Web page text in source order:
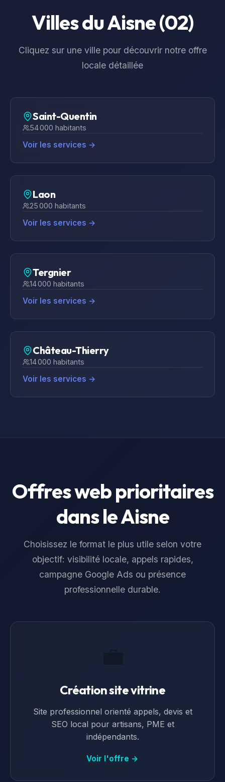
Villes duAisne(02)
Cliquez sur une ville pour découvrir notre offre
locale détaillée
Saint-Quentin
54 000 habitants
Voir les services →
Laon
25 000 habitants
Voir les services →
Tergnier
14 000 habitants
Voir les services →
Château-Thierry
14 000 habitants
Voir les services →
Offres web prioritaires
dans leAisne
Choisissez le format le plus utile selon votre
objectif: visibilité locale, appels rapides,
campagne Google Ads ou présence
professionnelle durable.
Création site vitrine
Site professionnel orienté appels, devis et
SEO local pour artisans, PME et
indépendants.
Voir l'offre →